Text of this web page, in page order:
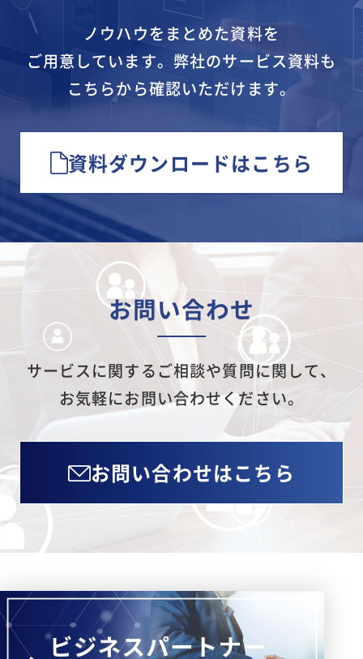
ノウハウをまとめた資料を
ご用意しています。 弊社のサービス資料も
こちらから確認いただけます。
資料ダウンロードはこちら
お問い合わせ
サービスに関するご相談や質問に関して、
お気軽にお問い合わせください。
お問い合わせはこちら